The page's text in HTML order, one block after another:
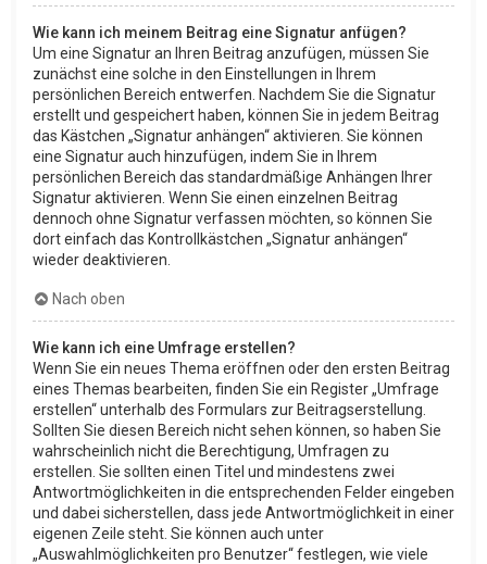
Wie kann ich meinem Beitrag eine Signatur anfügen?
Um eine Signatur an Ihren Beitrag anzufügen, müssen Sie
zunächst eine solche in den Einstellungen in Ihrem
persönlichen Bereich entwerfen. Nachdem Sie die Signatur
erstellt und gespeichert haben, können Sie in jedem Beitrag
das Kästchen „Signatur anhängen“ aktivieren. Sie können
eine Signatur auch hinzufügen, indem Sie in Ihrem
persönlichen Bereich das standardmäßige Anhängen Ihrer
Signatur aktivieren. Wenn Sie einen einzelnen Beitrag
dennoch ohne Signatur verfassen möchten, so können Sie
dort einfach das Kontrollkästchen „Signatur anhängen“
wieder deaktivieren.
Nach oben
Wie kann ich eine Umfrage erstellen?
Wenn Sie ein neues Thema eröffnen oder den ersten Beitrag
eines Themas bearbeiten, finden Sie ein Register „Umfrage
erstellen“ unterhalb des Formulars zur Beitragserstellung.
Sollten Sie diesen Bereich nicht sehen können, so haben Sie
wahrscheinlich nicht die Berechtigung, Umfragen zu
erstellen. Sie sollten einen Titel und mindestens zwei
Antwortmöglichkeiten in die entsprechenden Felder eingeben
und dabei sicherstellen, dass jede Antwortmöglichkeit in einer
eigenen Zeile steht. Sie können auch unter
„Auswahlmöglichkeiten pro Benutzer“ festlegen, wie viele